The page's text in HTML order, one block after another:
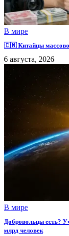
В мире
🇨🇳 Китайцы массово
6 августа, 2026
В мире
Добровольцы есть?
млрд человек